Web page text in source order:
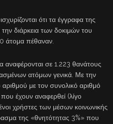
ότι τα έγγραφα της
διάρκεια των δοκιμών του
άτομα πέθαναν.
αναφέρονται σε 1.223 θανάτους
ατόμων γενικά. Με την
με τον συνολικό αριθμό
έχουν αναφερθεί (λίγο
χρήστες των μέσων κοινωνικής
της «θνητότητας 3%» που